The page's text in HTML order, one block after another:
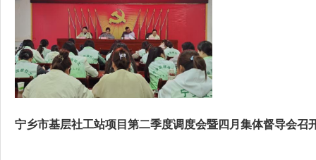
宁乡市基层社工站项目第二季度调度会暨四月集体督导会召